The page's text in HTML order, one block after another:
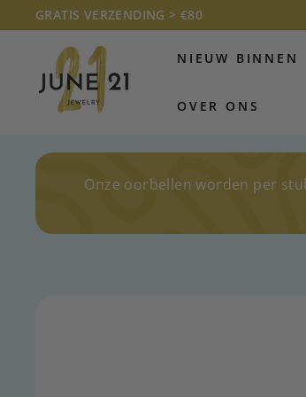
Doorgaan
naarDiavoorstelling
pauzeren
GRATIS VERZENDING > €80
U
N
1
E
W
NIEUW BINNEN
OVER ONS
Onze oorbellen worden per